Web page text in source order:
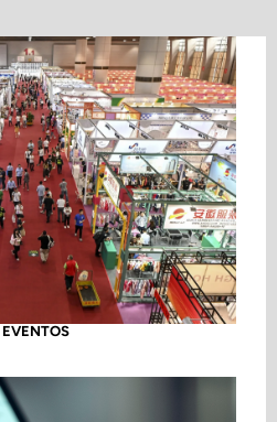
EVENTOS